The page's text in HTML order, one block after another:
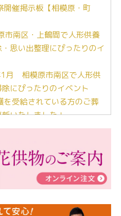
開催掲示板【相模原・町
市南区・上鶴間で人形供養
思い出整理にぴったりのイ
月 相模原市南区で人形供
にぴったりのイベント
を受給されている方のご葬
いたしました！
ほど教室】「マンガで学
さな家族葬ハウス®町田成
いました！
半島地震災害の寄付のご報
付のご報告